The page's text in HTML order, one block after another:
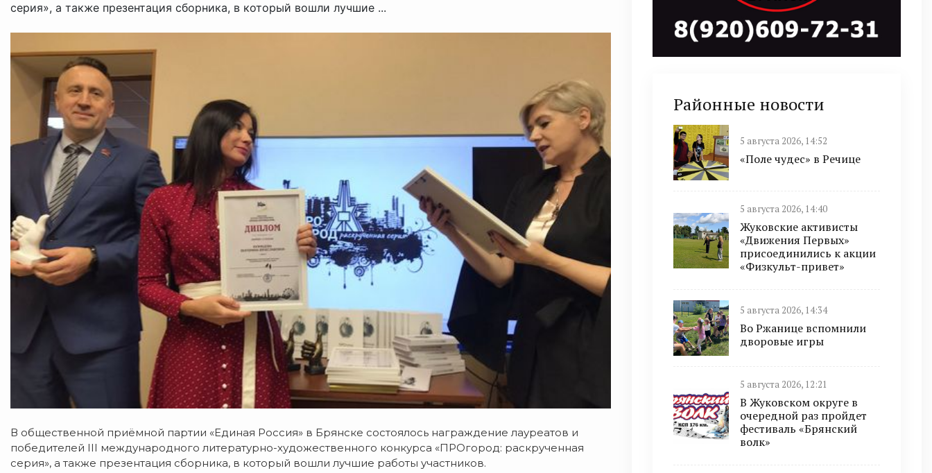
серия», а также презентация сборника, в который вошли лучшие ...
В общественной приёмной партии «Единая Россия» в Брянске состоялось награждение лауреатов и
победителей III международного литературно-художественного конкурса «ПРОгород: раскрученная
серия», а также презентация сборника, в который вошли лучшие работы участников.
Районные новости
5 августа 2026, 14:52
«Поле чудес» в Речице
5 августа 2026, 14:40
Жуковские активисты
«Движения Первых»
присоединились к акции
«Физкульт-привет»
5 августа 2026, 14:34
Во Ржанице вспомнили
дворовые игры
5 августа 2026, 12:21
В Жуковском округе в
очередной раз пройдет
фестиваль «Брянский
волк»